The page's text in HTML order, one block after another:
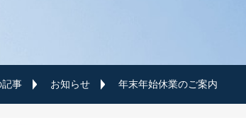
記事 お知らせ 年末年始休業のご案内